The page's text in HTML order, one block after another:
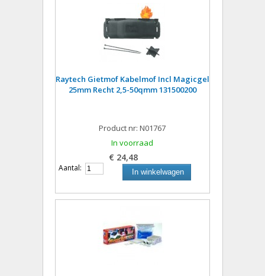
Raytech Gietmof Kabelmof Incl Magicgel
25mm Recht 2,5-50qmm 131500200
Product nr: N01767
In voorraad
€ 24,48
Aantal: In winkelwagen